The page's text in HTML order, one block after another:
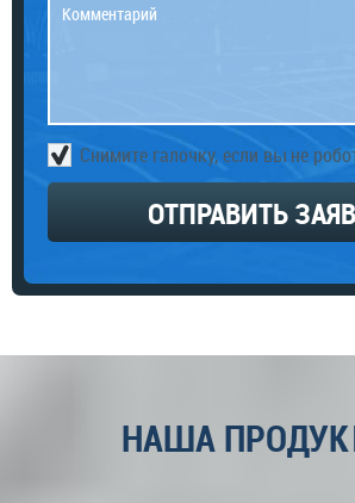
Снимите галочку, если вы не
ОТПРАВИТЬ
НАША